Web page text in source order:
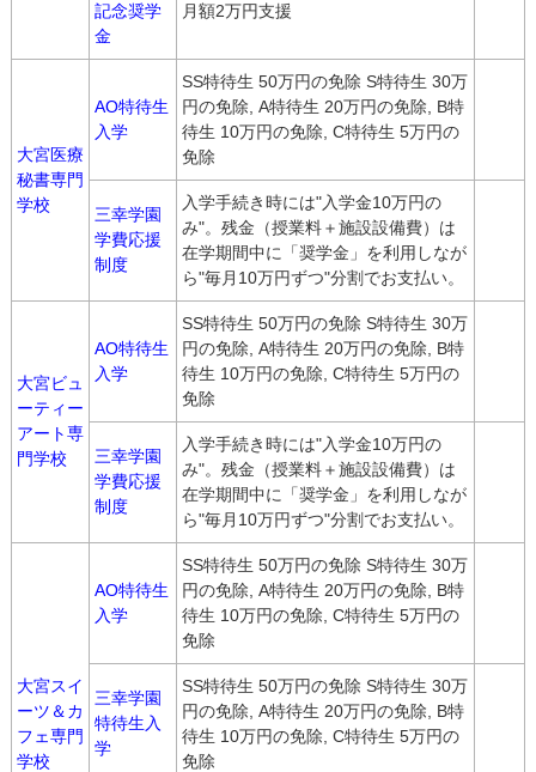
記念奨学
金
月額2万円支援
大宮医療
秘書専門
学校
AO特待生
入学
SS特待生 50万円の免除 S特待生 30万
円の免除, A特待生 20万円の免除, B特
待生 10万円の免除, C特待生 5万円の
免除
三幸学園
学費応援
制度
入学手続き時には"入学金10万円の
み"。残金（授業料＋施設設備費）は
在学期間中に「奨学金」を利用しなが
ら"毎月10万円ずつ"分割でお支払い。
大宮ビュ
ーティー
アート専
門学校
AO特待生
入学
SS特待生 50万円の免除 S特待生 30万
円の免除, A特待生 20万円の免除, B特
待生 10万円の免除, C特待生 5万円の
免除
三幸学園
学費応援
制度
入学手続き時には"入学金10万円の
み"。残金（授業料＋施設設備費）は
在学期間中に「奨学金」を利用しなが
ら"毎月10万円ずつ"分割でお支払い。
大宮スイ
ーツ＆カ
フェ専門
学校
AO特待生
入学
SS特待生 50万円の免除 S特待生 30万
円の免除, A特待生 20万円の免除, B特
待生 10万円の免除, C特待生 5万円の
免除
三幸学園
特待生入
学
SS特待生 50万円の免除 S特待生 30万
円の免除, A特待生 20万円の免除, B特
待生 10万円の免除, C特待生 5万円の
免除